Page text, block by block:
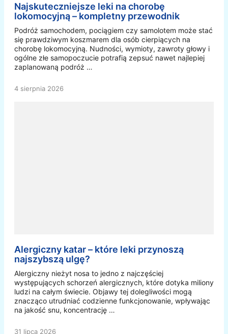
Najskuteczniejsze leki na chorobę
lokomocyjną – kompletny przewodnik
Podróż samochodem, pociągiem czy samolotem może stać
się prawdziwym koszmarem dla osób cierpiących na
chorobę lokomocyjną. Nudności, wymioty, zawroty głowy i
ogólne złe samopoczucie potrafią zepsuć nawet najlepiej
zaplanowaną podróż …
4 sierpnia 2026
Alergiczny katar – które leki przynoszą
najszybszą ulgę?
Alergiczny nieżyt nosa to jedno z najczęściej
występujących schorzeń alergicznych, które dotyka miliony
ludzi na całym świecie. Objawy tej dolegliwości mogą
znacząco utrudniać codzienne funkcjonowanie, wpływając
na jakość snu, koncentrację …
31 lipca 2026